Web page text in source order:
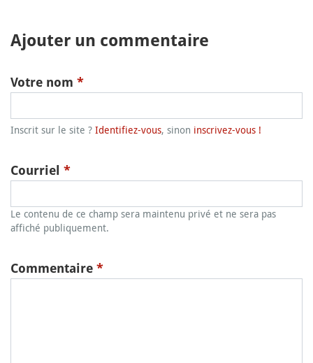
Ajouter un commentaire
Votre nom *
Inscrit sur le site ? Identifiez-vous, sinon inscrivez-vous !
Courriel *
Le contenu de ce champ sera maintenu privé et ne sera pas
affiché publiquement.
Commentaire *